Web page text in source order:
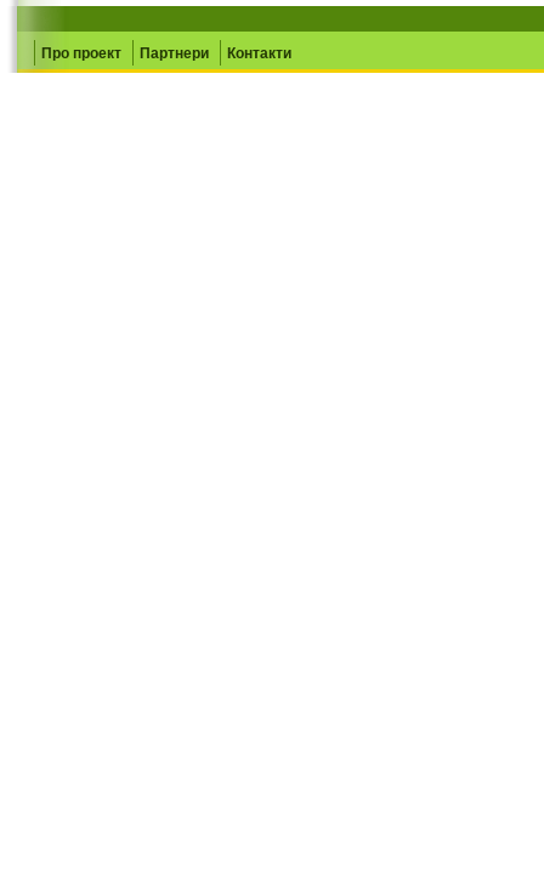
Про проект Партнери Контакти